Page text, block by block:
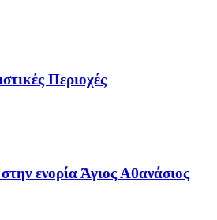
Περιοχές
ενορία Άγιος Αθανάσιος